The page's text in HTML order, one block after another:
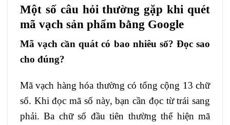
Một số câu hỏi thường gặp khi quét
mã vạch sản phẩm bằng Google
Mã vạch cần quát có bao nhiêu số? Đọc sao
cho đúng?
Mã vạch hàng hóa thường có tổng cộng 13 chữ
số. Khi đọc mã số này, bạn cần đọc từ trái sang
phải. Ba chữ số đầu tiên thường thể hiện mã